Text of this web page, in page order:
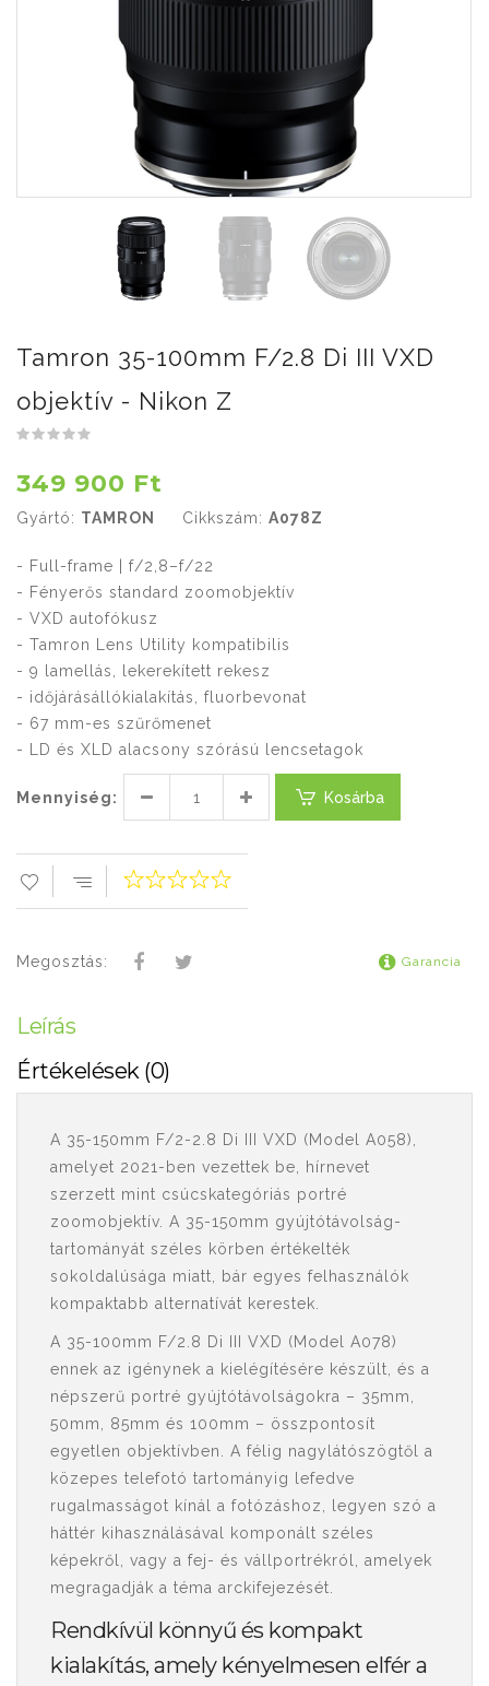
Tamron 35-100mm F/2.8 Di III VXD
objektív - Nikon Z
349 900 Ft
Gyártó: TAMRON Cikkszám: A078Z
- Full-frame | f/2,8–f/22
- Fényerős standard zoomobjektív
- VXD autofókusz
- Tamron Lens Utility kompatibilis
- 9 lamellás, lekerekített rekesz
- időjárásállókialakítás, fluorbevonat
- 67 mm-es szűrőmenet
- LD és XLD alacsony szórású lencsetagok
Mennyiség: Kosárba
Megosztás: Garancia
Leírás
Értékelések (0)
A 35-150mm F/2-2.8 Di III VXD (Model A058)
amelyet 2021-ben vezettek be, hírnevet
szerzett mint csúcskategóriás portré
zoomobjektív. A 35-150mm gyújtótávolság-
tartományát széles körben értékelték
sokoldalúsága miatt, bár egyes felhasználók
kompaktabb alternatívát kerestek.
A 35-100mm F/2.8 Di III VXD (Model A078)
ennek az igénynek a kielégítésére készült, és a
népszerű portré gyújtótávolságokra – 35mm,
50mm, 85mm és 100mm – összpontosít
egyetlen objektívben. A félig nagylátószögtől a
közepes telefotó tartományig lefedve
rugalmasságot kínál a fotózáshoz, legyen szó a
háttér kihasználásával komponált széles
képekről, vagy a fej- és vállportrékról, amelyek
megragadják a téma arckifejezését.
Rendkívül könnyű és kompakt
kialakítás, amely kényelmesen elfér a